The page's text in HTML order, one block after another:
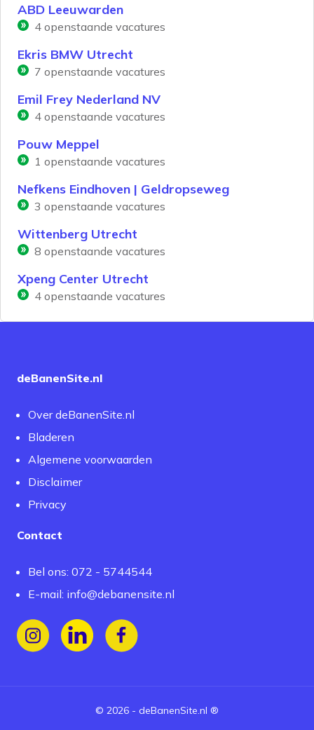
ABD Leeuwarden
4 openstaande vacatures
Ekris BMW Utrecht
7 openstaande vacatures
Emil Frey Nederland NV
4 openstaande vacatures
Pouw Meppel
1 openstaande vacatures
Nefkens Eindhoven | Geldropseweg
3 openstaande vacatures
Wittenberg Utrecht
8 openstaande vacatures
Xpeng Center Utrecht
4 openstaande vacatures
deBanenSite.nl
Over deBanenSite.nl
Bladeren
Algemene voorwaarden
Disclaimer
Privacy
Contact
Bel ons: 072 - 5744544
E-mail: info@debanensite.nl
© 2026 - deBanenSite.nl ®